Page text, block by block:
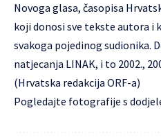
Novoga glasa, časopisa
koji donosi sve tekste autora i
svakoga pojedinog sudionika.
natjecanja LINAK, i to 2002.,
(Hrvatska redakcija ORF-a)
Pogledajte fotografije s